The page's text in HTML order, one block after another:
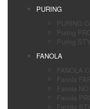
PURING
PURING
Puring
Puring
FANOLA
FANOLA
Fanola
Fanola
Fanola
Fanola